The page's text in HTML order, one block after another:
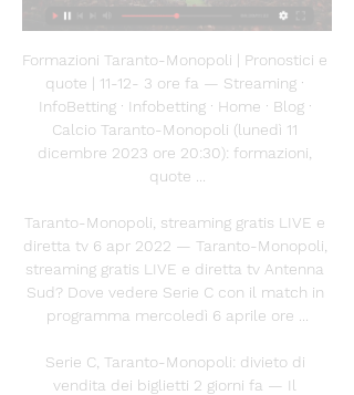
Formazioni Taranto-Monopoli | Pronostici e
quote | 11-12- 3 ore fa — Streaming ·
InfoBetting · Infobetting · Home · Blog ·
Calcio Taranto-Monopoli (lunedì 11
dicembre 2023 ore 20:30): formazioni,
quote ...
Taranto-Monopoli, streaming gratis LIVE e
diretta tv 6 apr 2022 — Taranto-Monopoli,
streaming gratis LIVE e diretta tv Antenna
Sud? Dove vedere Serie C con il match in
programma mercoledì 6 aprile ore ...
Serie C, Taranto-Monopoli: divieto di
vendita dei biglietti 2 giorni fa — Il